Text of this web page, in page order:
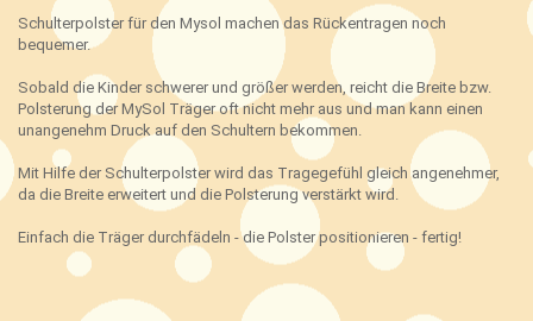
Schulterpolster für den Mysol machen das Rückentragen noch
bequemer.
Sobald die Kinder schwerer und größer werden, reicht die Breite bzw.
Polsterung der MySol Träger oft nicht mehr aus und man kann einen
unangenehm Druck auf den Schultern bekommen.
Mit Hilfe der Schulterpolster wird das Tragegefühl gleich angenehmer,
da die Breite erweitert und die Polsterung verstärkt wird.
Einfach die Träger durchfädeln - die Polster positionieren - fertig!